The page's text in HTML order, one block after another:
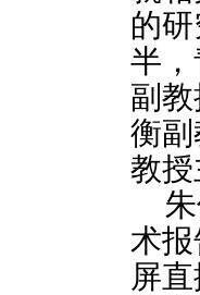
的
半
副
衡
教
术
屏